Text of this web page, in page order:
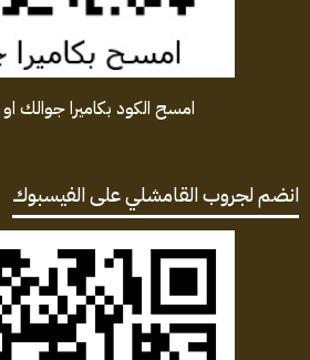
امسح الكود بكاميرا جوالك او
انضم لجروب القامشلي على الفيسبوك